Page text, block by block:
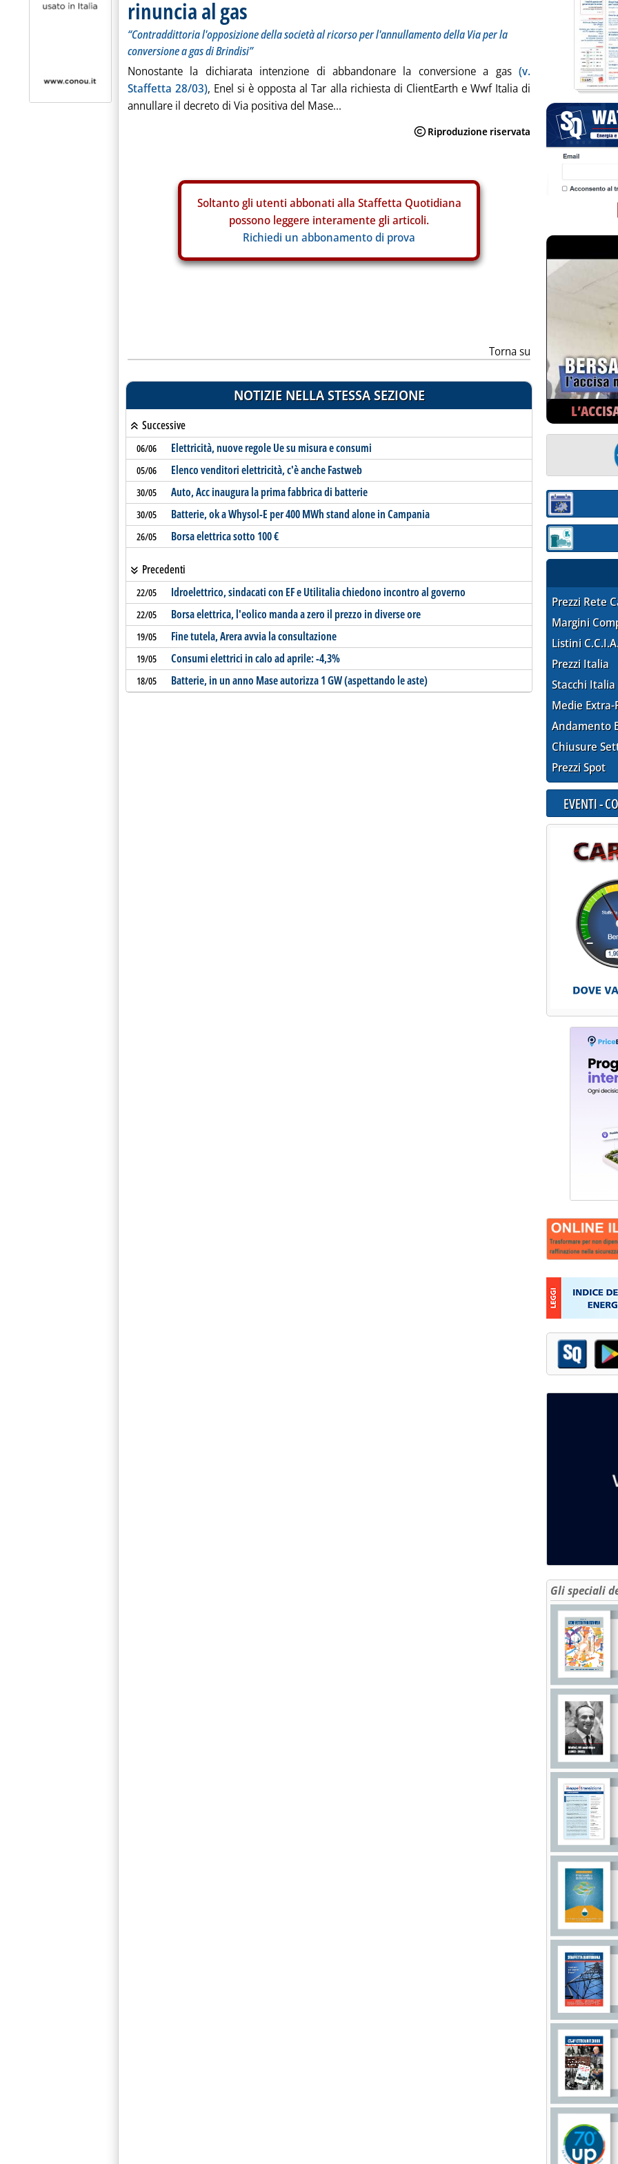
rinuncia al gas
“Contraddittoria l'opposizione della società al ricorso per l'annullamento della Via per la
conversione a gas di Brindisi”
Nonostante la dichiarata intenzione di abbandonare la conversione a gas (v.
Staffetta 28/03), Enel si è opposta al Tar alla richiesta di ClientEarth e Wwf Italia di
annullare il decreto di Via positiva del Mase...
Soltanto gli utenti abbonati alla Staffetta Quotidiana
possono leggere interamente gli articoli.
Richiedi un abbonamento di prova
Torna su
NOTIZIE NELLA STESSA SEZIONE
Successive
06/06 Elettricità, nuove regole Ue su misura e consumi
05/06 Elenco venditori elettricità, c'è anche Fastweb
30/05 Auto, Acc inaugura la prima fabbrica di batterie
30/05 Batterie, ok a Whysol-E per 400 MWh stand alone in Campania
26/05 Borsa elettrica sotto 100 €
Precedenti
22/05 Idroelettrico, sindacati con EF e Utilitalia chiedono incontro al governo
22/05 Borsa elettrica, l'eolico manda a zero il prezzo in diverse ore
19/05 Fine tutela, Arera avvia la consultazione
19/05 Consumi elettrici in calo ad aprile: -4,3%
18/05 Batterie, in un anno Mase autorizza 1 GW (aspettando le aste)
Sezione:
Sezione:
Prezzi Rete
Margini
Listini
Prezzi Italia
Stacchi Italia
Medie Extra-
Andamento
Chiusure
Prezzi Spot
EVENTI -
Gli speciali